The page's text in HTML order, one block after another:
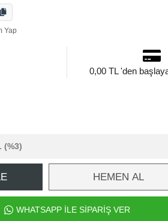
Yap
0,00 TL 'den
(%3)
HEMEN AL
WHATSAPP İLE SİPARİŞ VER